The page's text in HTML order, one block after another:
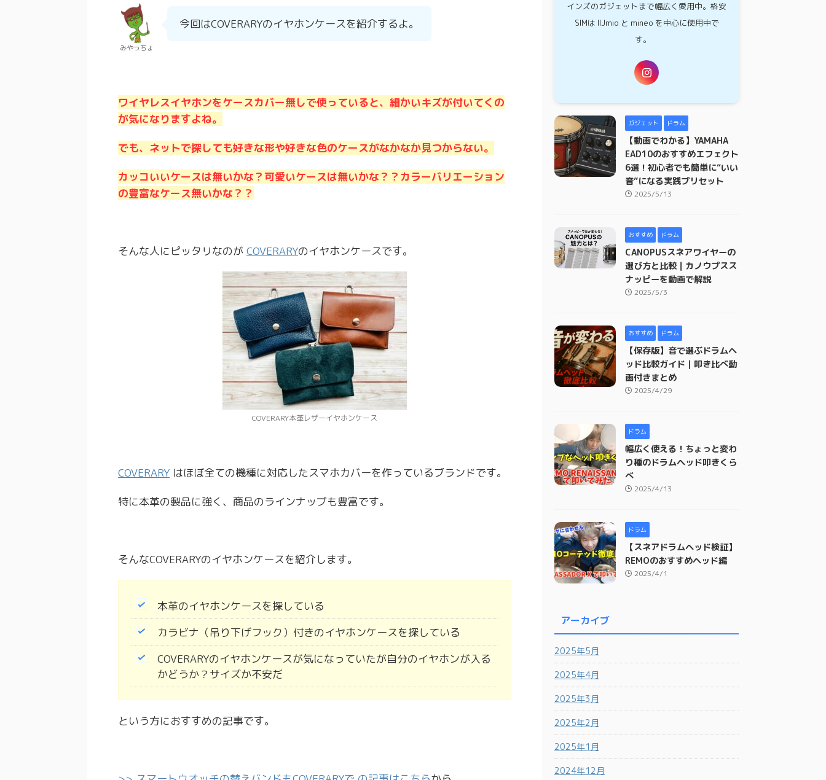
みやっちょ
今回はCOVERARYのイヤホンケースを紹介するよ。
ワイヤレスイヤホンをケースカバー無しで使っていると、細かいキズが付いてくの
が気になりますよね。
でも、ネットで探しても好きな形や好きな色のケースがなかなか見つからない。
カッコいいケースは無いかな？可愛いケースは無いかな？？カラーバリエーション
の豊富なケース無いかな？？
そんな人にピッタリなのが COVERARYのイヤホンケースです。
COVERARY本革レザーイヤホンケース
COVERARY はほぼ全ての機種に対応したスマホカバーを作っているブランドです。
特に本革の製品に強く、商品のラインナップも豊富です。
そんなCOVERARYのイヤホンケースを紹介します。
本革のイヤホンケースを探している
カラビナ（吊り下げフック）付きのイヤホンケースを探している
COVERARYのイヤホンケースが気になっていたが自分のイヤホンが入る
かどうか？サイズか不安だ
という方におすすめの記事です。
インズのガジェットまで幅広く愛用中。格安
SIMは IIJmio と mineo を中心に使用中で
す。
ガジェット ドラム
【動画でわかる】YAMAHA
EAD10のおすすめエフェクト
6選！初心者でも簡単に“いい
音”になる実践プリセット
2025/5/13
おすすめ ドラム
CANOPUSスネアワイヤーの
選び方と比較｜カノウプスス
ナッピーを動画で解説
2025/5/3
おすすめ ドラム
【保存版】音で選ぶドラムヘ
ッド比較ガイド｜叩き比べ動
画付きまとめ
2025/4/29
ドラム
幅広く使える！ちょっと変わ
り種のドラムヘッド叩きくら
べ
2025/4/13
ドラム
【スネアドラムヘッド検証】
REMOのおすすめヘッド編
2025/4/1
アーカイブ
2025年5月
2025年4月
2025年3月
2025年2月
2025年1月
2024年12月